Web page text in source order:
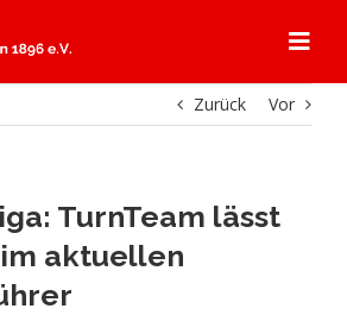
Zurück Vor
TurnTeam lässt
aktuellen